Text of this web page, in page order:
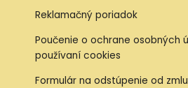
Reklamačný poriadok
Poučenie o ochrane osobných
používaní cookies
Formulár na odstúpenie od